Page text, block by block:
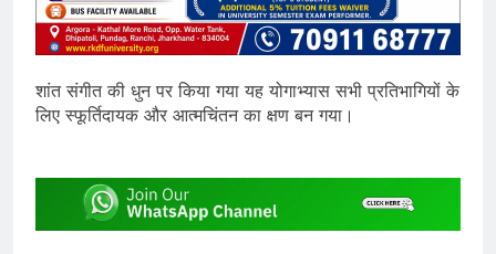
शांत संगीत की धुन पर किया गया यह योगाभ्यास सभी प्रतिभागियों के
लिए स्फूर्तिदायक और आत्मचिंतन का क्षण बन गया।